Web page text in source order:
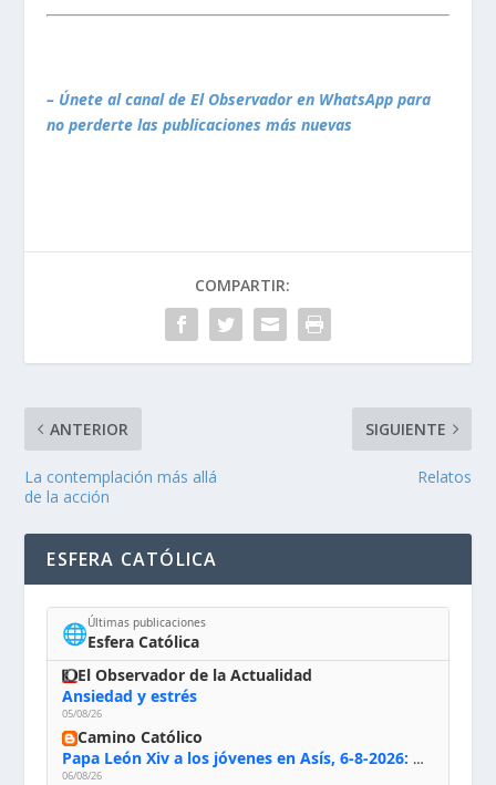
– Únete al canal de El Observador en WhatsApp para
no perderte las publicaciones más nuevas
COMPARTIR:
ANTERIOR
La contemplación más allá
de la acción
SIGUIENTE
Relatos
ESFERA CATÓLICA
🌐Últimas publicaciones
Esfera Católica
El Observador de la Actualidad
Ansiedad y estrés
05/08/26
Camino Católico
Papa León Xiv a los jóvenes en Asís, 6-8-2026: «De san Francisco aprendan la radicalidad evangélica: no los vuelve ciegos ni violentos, sino sensibles, atentos, siempre en el seguimiento de Jesús, humildes y acogiendo a todos»
06/08/26